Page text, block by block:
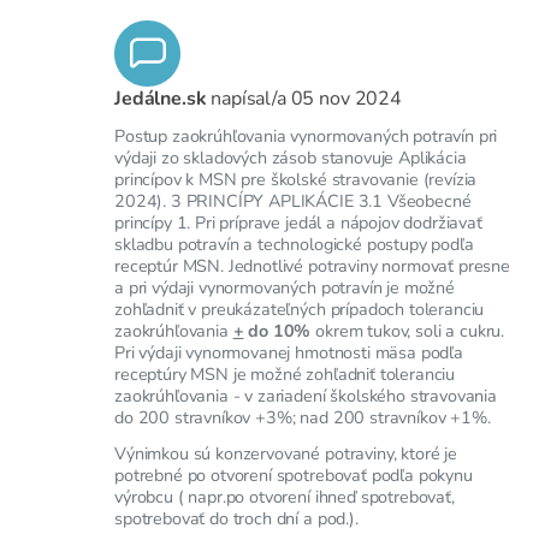
Jedálne.sk napísal/a05 nov 2024
Postup zaokrúhľovania vynormovaných potravín pri
výdaji zo skladových zásob stanovuje Aplikácia
princípov k MSN pre školské stravovanie (revízia
2024). 3 PRINCÍPY APLIKÁCIE 3.1 Všeobecné
princípy 1. Pri príprave jedál a nápojov dodržiavať
skladbu potravín a technologické postupy podľa
receptúr MSN. Jednotlivé potraviny normovať presne
a pri výdaji vynormovaných potravín je možné
zohľadniť v preukázateľných prípadoch toleranciu
zaokrúhľovania + do 10% okrem tukov, soli a cukru.
Pri výdaji vynormovanej hmotnosti mäsa podľa
receptúry MSN je možné zohľadniť toleranciu
zaokrúhľovania - v zariadení školského stravovania
do 200 stravníkov +3%; nad 200 stravníkov +1%.
Výnimkou sú konzervované potraviny, ktoré je
potrebné po otvorení spotrebovať podľa pokynu
výrobcu ( napr.po otvorení ihneď spotrebovať,
spotrebovať do troch dní a pod.).